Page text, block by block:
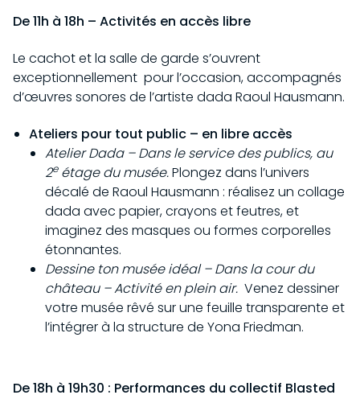
De 11h à 18h – Activités en accès libre
Le cachot et la salle de garde s’ouvrent
exceptionnellement pour l’occasion, accompagnés
d’œuvres sonores de l’artiste dada Raoul Hausmann.
Ateliers pour tout public – en libre accès
Atelier Dada – Dans le service des publics, au
2eétage du musée.Plongez dans l’univers
décalé de Raoul Hausmann : réalisez un collage
dada avec papier, crayons et feutres, et
imaginez des masques ou formes corporelles
étonnantes.
Dessine ton musée idéal – Dans la cour du
château – Activité en plein air. Venez dessiner
votre musée rêvé sur une feuille transparente et
l’intégrer à la structure de Yona Friedman.
De 18h à 19h30 : Performances du collectif Blasted